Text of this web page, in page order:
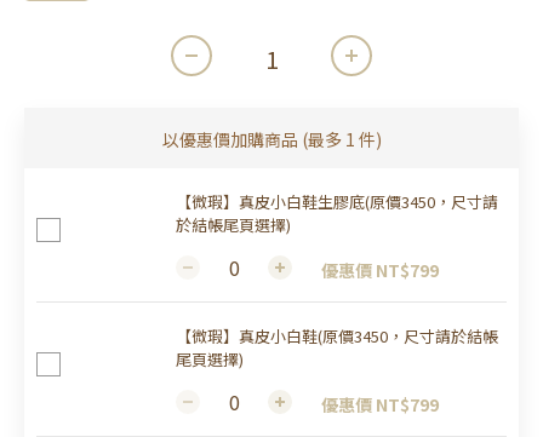
以優惠價加購商品 (最多 1 件)
【微瑕】真皮小白鞋生膠底(原價3450，尺寸請
於結帳尾頁選擇)
優惠價 NT$799
【微瑕】真皮小白鞋(原價3450，尺寸請於結帳
尾頁選擇)
優惠價 NT$799